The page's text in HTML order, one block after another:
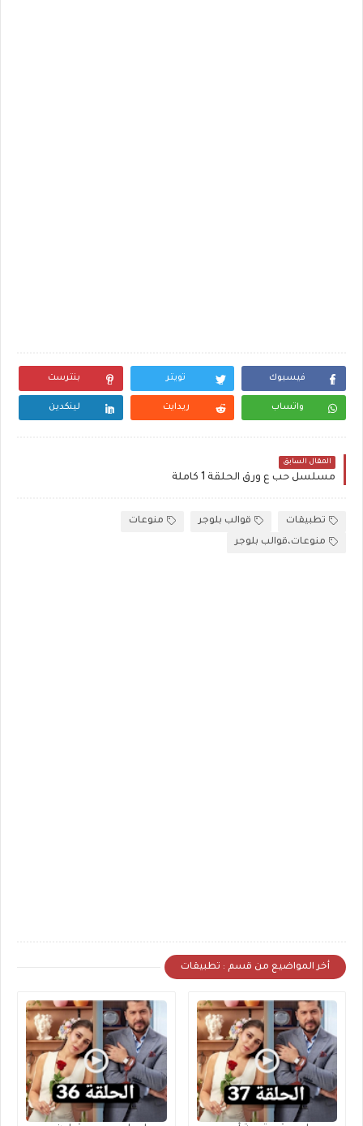
فيسبوك تويتر بنترست
واتساب ريدايت لينكدين
المقال السابق
مسلسل حب ع ورق الحلقة 1 كاملة
تطبيقات قوالب بلوجر
منوعات
منوعات،قوالب بلوجر
أخر المواضيع من قسم : تطبيقات